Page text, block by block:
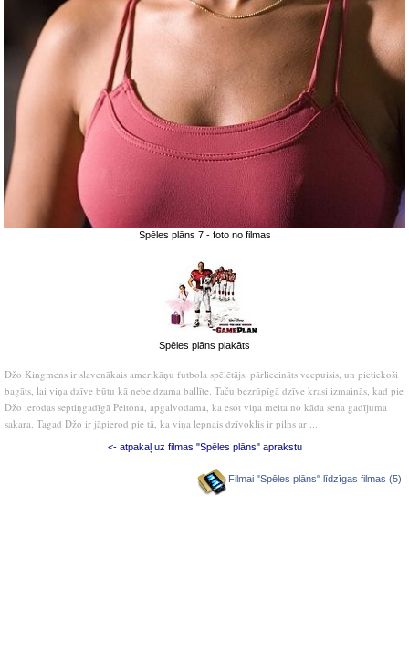
Spēles plāns 7 - foto no filmas
Spēles plāns plakāts
Džo Kingmens ir slavenākais amerikāņu futbola spēlētājs, pārliecināts vecpuisis, un pietiekoši
bagāts, lai viņa dzīve būtu kā nebeidzama ballīte. Taču bezrūpīgā dzīve krasi izmainās, kad pie
Džo ierodas septiņgadīgā Peitona, apgalvodama, ka esot viņa meita no kāda sena gadījuma
sakara. Tagad Džo ir jāpierod pie tā, ka viņa lepnais dzīvoklis ir pilns ar ...
<- atpakaļ uz filmas "Spēles plāns" aprakstu
Filmai "Spēles plāns" līdzīgas filmas (5)